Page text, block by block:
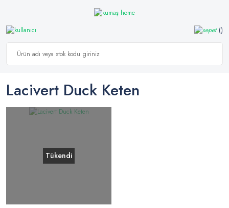
Lacivert Duck Keten
Tükendi